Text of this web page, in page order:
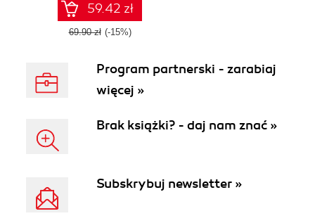
59.42 zł
69.90 zł (-15%)
Program partnerski - zarabiaj
więcej »
Brak książki? - daj nam znać »
Subskrybuj newsletter »